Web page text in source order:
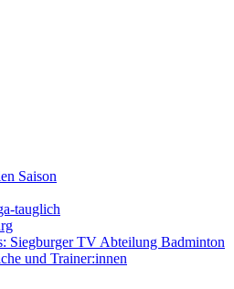
Saison
tauglich
Siegburger TV Abteilung Badminton
und Trainer:innen